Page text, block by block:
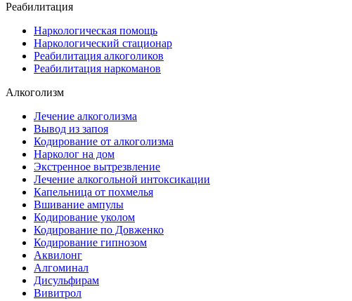
Реабилитация
Наркологическая помощь
Наркологический стационар
Реабилитация алкоголиков
Реабилитация наркоманов
Алкоголизм
Лечение алкоголизма
Вывод из запоя
Кодирование от алкоголизма
Нарколог на дом
Экстренное вытрезвление
Лечение алкогольной интоксикации
Капельница от похмелья
Вшивание ампулы
Кодирование уколом
Кодирование по Довженко
Кодирование гипнозом
Аквилонг
Алгоминал
Дисульфирам
Вивитрол